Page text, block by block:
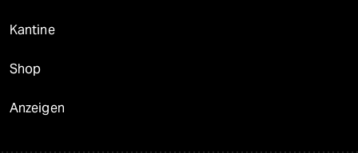
Kantine
Shop
Anzeigen